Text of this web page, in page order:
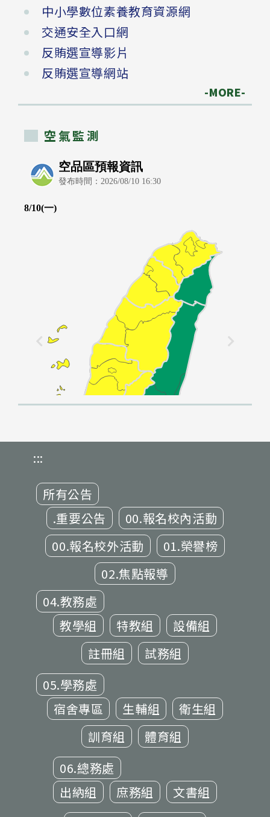
中小學數位素養教育資源網
交通安全入口網
反賄選宣導影片
反賄選宣導網站
-MORE-
空氣監測
:::
所有公告
.重要公告
00.報名校內活動
00.報名校外活動
01.榮譽榜
02.焦點報導
04.教務處
教學組
特教組
設備組
註冊組
試務組
05.學務處
宿舍專區
生輔組
衛生組
訓育組
體育組
06.總務處
出納組
庶務組
文書組